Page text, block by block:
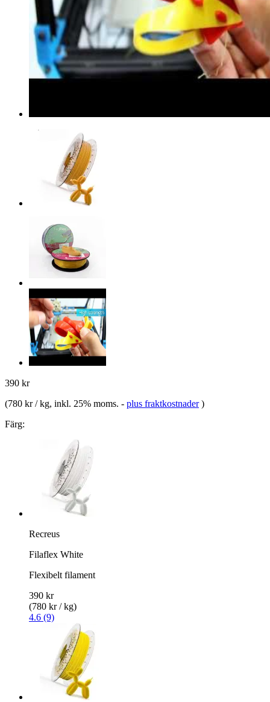
390 kr
(780 kr / kg, inkl. 25% moms. - plus fraktkostnader )
Färg:
Recreus
Filaflex White
Flexibelt filament
390 kr
(780 kr / kg)
4.6 (9)